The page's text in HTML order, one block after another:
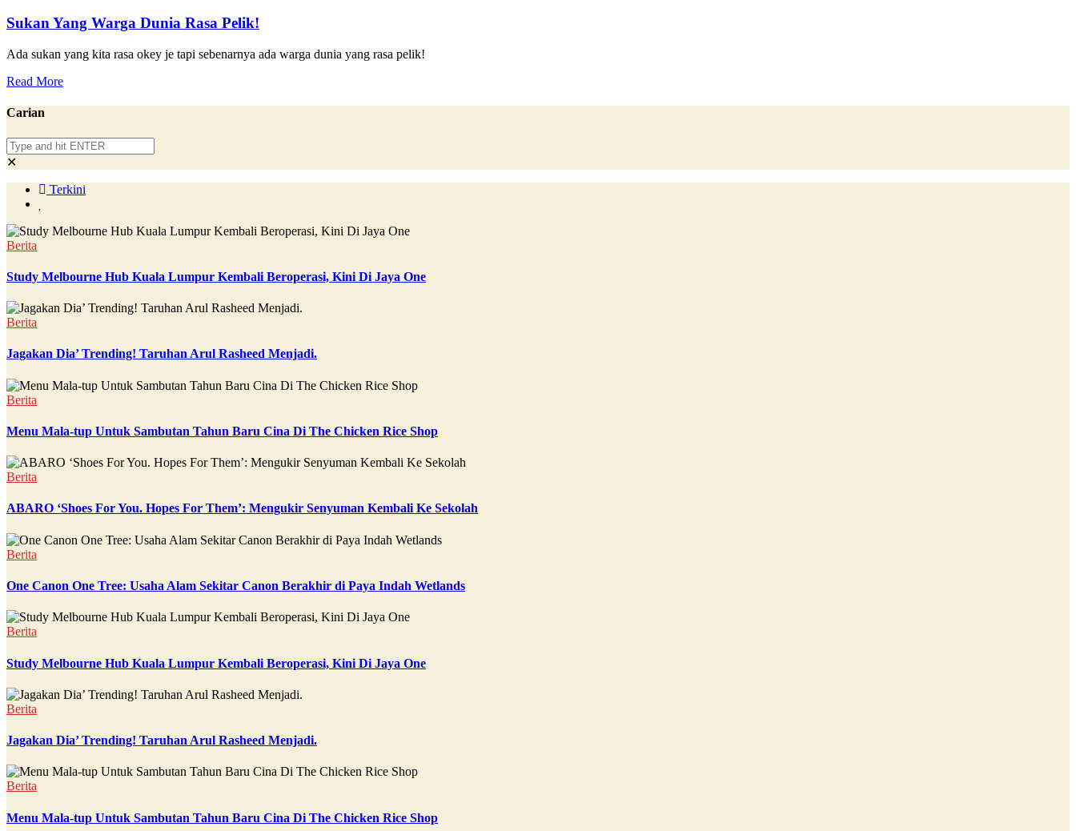
Sukan Yang Warga Dunia Rasa Pelik!
Ada sukan yang kita rasa okey je tapi sebenarnya ada warga dunia yang rasa pelik!
Read More
Carian
✕
Terkini
Berita
Study Melbourne Hub Kuala Lumpur Kembali Beroperasi, Kini Di Jaya One
Berita
Jagakan Dia’ Trending! Taruhan Arul Rasheed Menjadi.
Berita
Menu Mala-tup Untuk Sambutan Tahun Baru Cina Di The Chicken Rice Shop
Berita
ABARO ‘Shoes For You. Hopes For Them’: Mengukir Senyuman Kembali Ke Sekolah
Berita
One Canon One Tree: Usaha Alam Sekitar Canon Berakhir di Paya Indah Wetlands
Berita
Study Melbourne Hub Kuala Lumpur Kembali Beroperasi, Kini Di Jaya One
Berita
Jagakan Dia’ Trending! Taruhan Arul Rasheed Menjadi.
Berita
Menu Mala-tup Untuk Sambutan Tahun Baru Cina Di The Chicken Rice Shop